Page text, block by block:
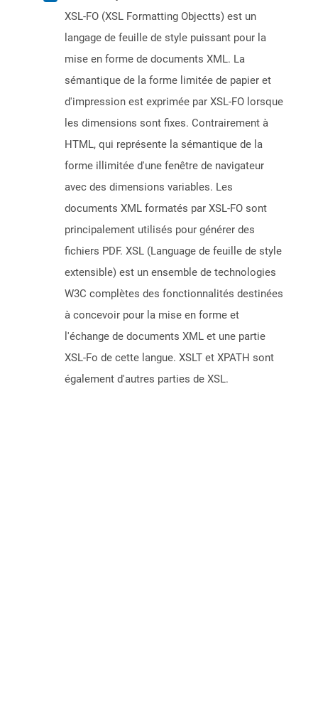
XSL-FO (XSL Formatting Objectts) est un
langage de feuille de style puissant pour la
mise en forme de documents XML. La
sémantique de la forme limitée de papier et
d'impression est exprimée par XSL-FO lorsque
les dimensions sont fixes. Contrairement à
HTML, qui représente la sémantique de la
forme illimitée d'une fenêtre de navigateur
avec des dimensions variables. Les
documents XML formatés par XSL-FO sont
principalement utilisés pour générer des
fichiers PDF. XSL (Language de feuille de style
extensible) est un ensemble de technologies
W3C complètes des fonctionnalités destinées
à concevoir pour la mise en forme et
l'échange de documents XML et une partie
XSL-Fo de cette langue. XSLT et XPATH sont
également d'autres parties de XSL.